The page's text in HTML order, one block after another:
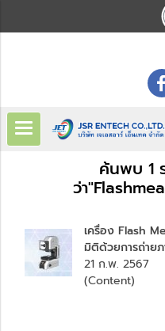
ค้นพบ 1
ว่า
เครื่อง Flash
มิติด้วยการถ่าย
21 ก.พ. 2567
(Content)